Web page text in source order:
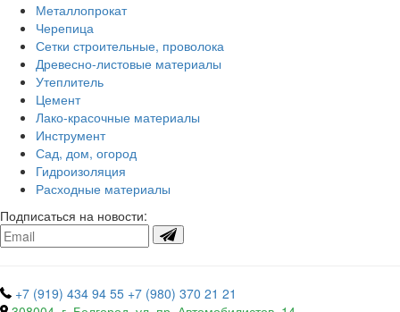
Металлопрокат
Черепица
Сетки строительные, проволока
Древесно-листовые материалы
Утеплитель
Цемент
Лако-красочные материалы
Инструмент
Сад, дом, огород
Гидроизоляция
Расходные материалы
Подписаться на новости:
+7 (919) 434 94 55 +7 (980) 370 21 21